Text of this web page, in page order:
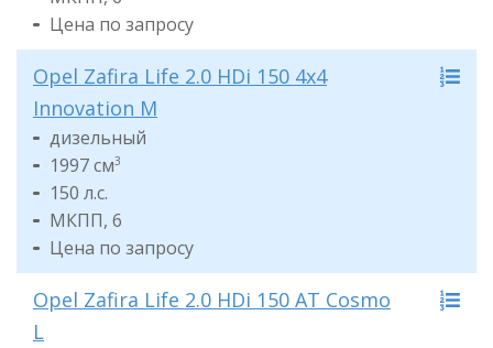
Цена по запросу
Opel Zafira Life 2.0 HDi 150 4x4
Innovation M
дизельный
1997 см3
150 л.с.
МКПП, 6
Цена по запросу
Opel Zafira Life 2.0 HDi 150 AT Cosmo
L